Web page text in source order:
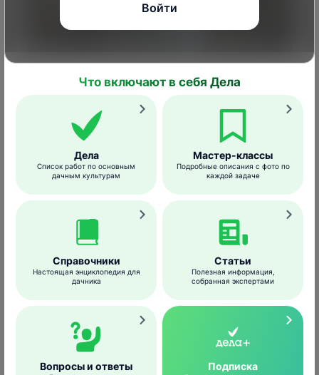
Bowdie /wikimedia.org
Гнезда сороки строят на небольшой высоте
на деревьях, но в антропогенных
ландшафтах в целях безопасности гораздо
выше, чем в природе.
Постройка длится около 10 дней. Новое
гнездо почти всегда строится поблизости
от прошлогоднего, иногда даже на его
основе. В процессе устройства участвуют и
самцы, и самки.
Войти
Что включают в себя Дела
Дела
Список работ по основным
дачным культурам
Мастер-классы
Подробные описания с фото по
каждой задаче
Справочники
Настоящая энциклопедия для
дачника
Статьи
Полезная информация,
собранная экспертами
Вопросы и ответы Подписка